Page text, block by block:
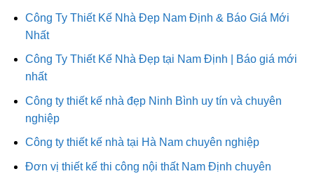
Công Ty Thiết Kế Nhà Đẹp Nam Định & Báo Giá Mới
Nhất
Công Ty Thiết Kế Nhà Đẹp tại Nam Định | Báo giá mới
nhất
Công ty thiết kế nhà đẹp Ninh Bình uy tín và chuyên
nghiệp
Công ty thiết kế nhà tại Hà Nam chuyên nghiệp
Đơn vị thiết kế thi công nội thất Nam Định chuyên